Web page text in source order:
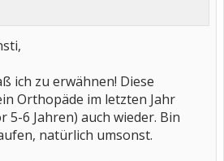
ich zu erwähnen! Diese
Orthopäde im letzten Jahr
5-6 Jahren) auch wieder. Bin
natürlich umsonst.